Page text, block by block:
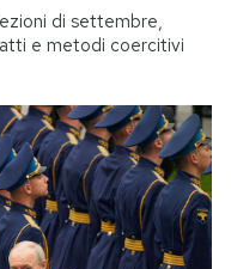
di settembre,
e metodi coercitivi